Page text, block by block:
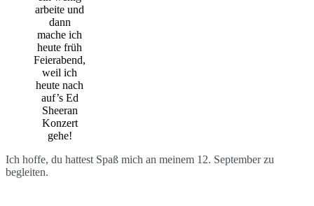
arbeite und
dann
mache ich
heute früh
Feierabend,
weil ich
heute nach
auf’s Ed
Sheeran
Konzert
gehe!
Ich hoffe, du hattest Spaß mich an meinem 12. September zu
begleiten.